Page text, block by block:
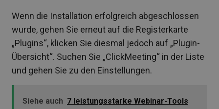
Wenn die Installation erfolgreich abgeschlossen
wurde, gehen Sie erneut auf die Registerkarte
„Plugins“, klicken Sie diesmal jedoch auf „Plugin-
Übersicht“. Suchen Sie „ClickMeeting“ in der Liste
und gehen Sie zu den Einstellungen.
Siehe auch 7 leistungsstarke Webinar-Tools